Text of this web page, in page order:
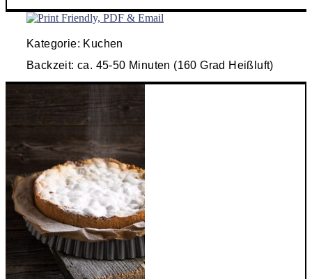
Kategorie: Kuchen
Backzeit: ca. 45-50 Minuten (160 Grad Heißluft)